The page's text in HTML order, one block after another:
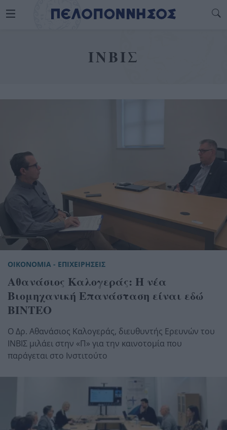
ΙΝΒΙΣ
ΟΙΚΟΝΟΜΙΑ - ΕΠΙΧΕΙΡΗΣΕΙΣ
Αθανάσιος Καλογεράς: Η νέα
Βιομηχανική Επανάσταση είναι εδώ
ΒΙΝΤΕΟ
Ο Δρ. Αθανάσιος Καλογεράς, διευθυντής Ερευνών του
ΙΝΒΙΣ μιλάει στην «Π» για την καινοτομία που
παράγεται στο Ινστιτούτο